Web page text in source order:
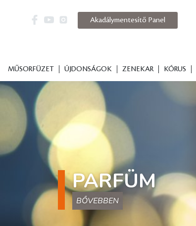
MŰSORFÜZET ÚJDONSÁGOK ZENEKAR KÓRUS
Akadálymentesítő Panel
ZENEI
BŐVEBBEN